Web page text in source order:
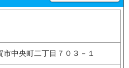
市中央町二丁目７０３－１